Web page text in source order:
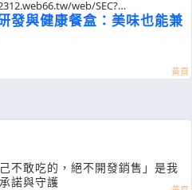
web/SEC?
發與健康餐盒：美味也能兼
不敢吃的，絕不開發銷售」是我
諾與守護